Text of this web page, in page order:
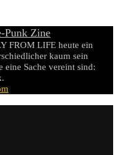
FROM LIFE heute ein
kaum sein
eine Sache vereint sind: